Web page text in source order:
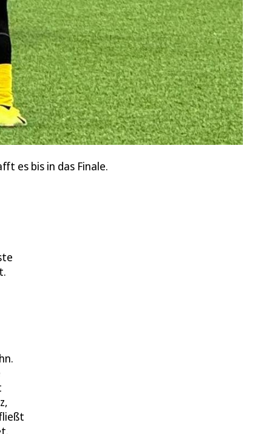
es bis in das Finale.